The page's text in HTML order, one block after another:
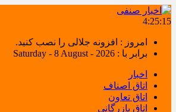
4:25:16
امروز : افزونه جلالی را نصب کنید.
برابر با : Saturday - 8 August - 2026
اخبار
اتاق اصناف
اتاق تعاون
اتاق بازرگانی